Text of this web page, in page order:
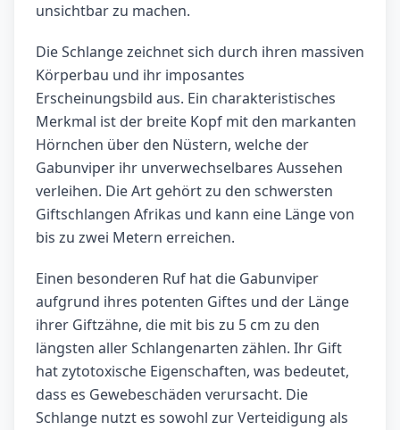
unsichtbar zu machen.
Die Schlange zeichnet sich durch ihren massiven
Körperbau und ihr imposantes
Erscheinungsbild aus. Ein charakteristisches
Merkmal ist der breite Kopf mit den markanten
Hörnchen über den Nüstern, welche der
Gabunviper ihr unverwechselbares Aussehen
verleihen. Die Art gehört zu den schwersten
Giftschlangen Afrikas und kann eine Länge von
bis zu zwei Metern erreichen.
Einen besonderen Ruf hat die Gabunviper
aufgrund ihres potenten Giftes und der Länge
ihrer Giftzähne, die mit bis zu 5 cm zu den
längsten aller Schlangenarten zählen. Ihr Gift
hat zytotoxische Eigenschaften, was bedeutet,
dass es Gewebeschäden verursacht. Die
Schlange nutzt es sowohl zur Verteidigung als